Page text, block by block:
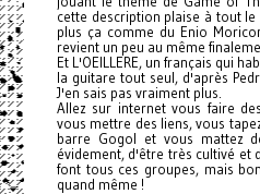
cette description plaise à tout
plus ça comme du Enio
revient un peu au même
Et L'OEILLERE, un français qui
la guitare tout seul, d'après
J'en sais pas vraiment plus.
Allez sur internet vous faire
vous mettre des liens, vous
barre Gogol et vous mattez
évidement, d'être très cultivé et
font tous ces groupes, mais
quand même !